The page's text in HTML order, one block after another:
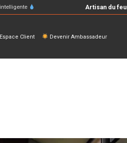
Artisan du feu
Client Devenir Ambassadeur